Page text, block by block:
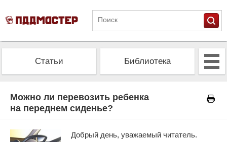
Статьи Библиотека
Можно ли перевозить ребенка
на переднем сиденье?
Добрый день, уважаемый читатель.